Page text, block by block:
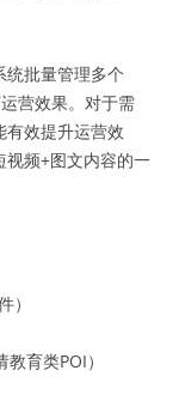
统批量管理多个
营效果。对于需
有效提升运营效
视频+图文内容的一
）
育类POI）